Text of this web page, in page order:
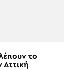
το
Αττική